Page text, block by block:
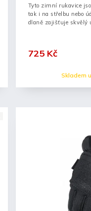
Skladem
725 Kč
Tyto zimní rukavice
tak i na střelbu nebo
dlaně zajišťuje skvělý